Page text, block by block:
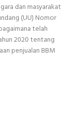
dan masyarakat
(UU) Nomor
telah
2020 tentang
penjualan BBM